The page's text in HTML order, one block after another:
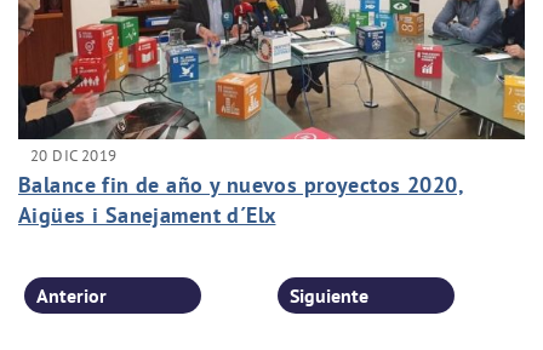
20 DIC 2019
Balance fin de año y nuevos proyectos 2020,
Aigües i Sanejament d´Elx
Anterior Siguiente